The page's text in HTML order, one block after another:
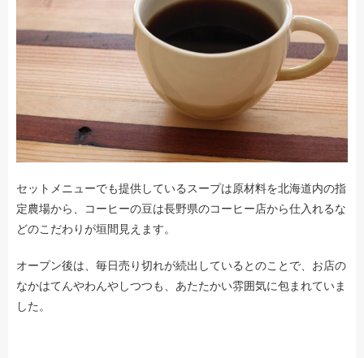
セットメニューでも提供しているスープは原材料を北海道内の指
定農場から、コーヒーの豆は長野県のコーヒー店から仕入れるな
どのこだわりが垣間見えます。
オープン後は、毎日売り切れが続出しているとのことで、お店の
なかはてんやわんやしつつも、あたたかい雰囲気に包まれていま
した。